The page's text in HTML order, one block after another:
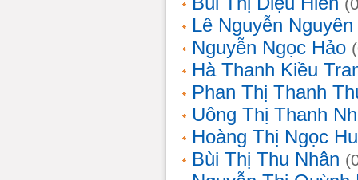
Lê Nguyễn
Nguyễn Ngọc Hảo
Hà Thanh Kiều
Phan Thị Thanh
Uông Thị Thanh
Hoàng Thị Ngọc
Bùi Thị Thu Nhân